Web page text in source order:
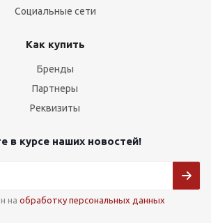
Социальные сети
Как купить
Бренды
Партнеры
Реквизиты
в курсе наших новостей!
на обработку персональных данных